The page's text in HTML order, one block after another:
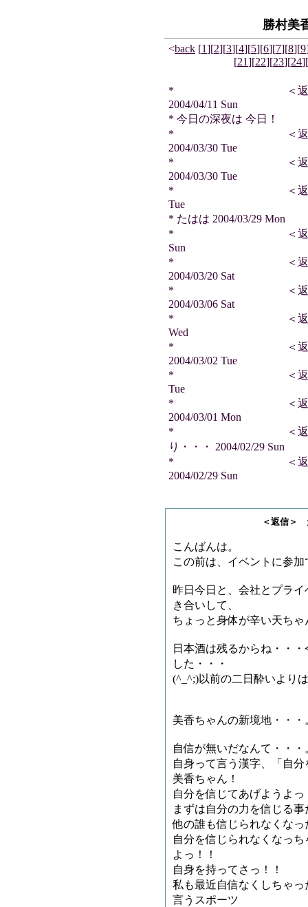
勝村美
<back [1][2][3][4][5][6][7][8][9
[21][22][23][24][
* ＜返信＞ 天龍
2004/04/11 Sun
* 今日の深夜は 今日！
* ＜返信＞ キヌ
2004/03/30 Tue
* ＜返信＞ ジャ
2004/03/30 Tue
* ＜返信＞ 雷神王
Tue
* たはは 2004/03/29 Mon
* ＜返信＞ テツ
Sun
* ＜返信＞ 天龍
2004/03/20 Sat
* ＜返信＞
2004/03/06 Sat
* ＜返信＞ 雷神王
Wed
* ＜返信＞
2004/03/02 Tue
* ＜返信＞ テツ
Tue
* ＜返信＞ ジャ
2004/03/01 Mon
* ＜返信＞ スマ
り・・・ 2004/02/29 Sun
* ＜返信＞ サメ
2004/02/29 Sun
＜返信＞ 天龍司魄
こんばんは。
この前は、イベントに参
昨日今日と、会社とプラ
き合いして、
ちょっと身体が辛い天
日本酒は残るからね・・
した・・・
(^_^;)以前の二日酔いより
美香ちゃんの新境地・・
自信が無いだなんて・・
自身って言う漢字、「自
美香ちゃん！
自分を信じてあげようよ
まずは自分の力を信じる
他の誰も信じられなくな
自分を信じられなくなっ
よっ！！
自身を持ってさっ！！
私も最近自信なくしちゃ
言うスポーツ